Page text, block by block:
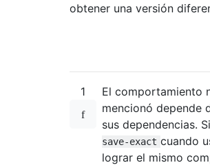
obtener una versión
1
El comportamiento
mencionó depende
sus dependencias.
save-exact cuando
lograr el mismo